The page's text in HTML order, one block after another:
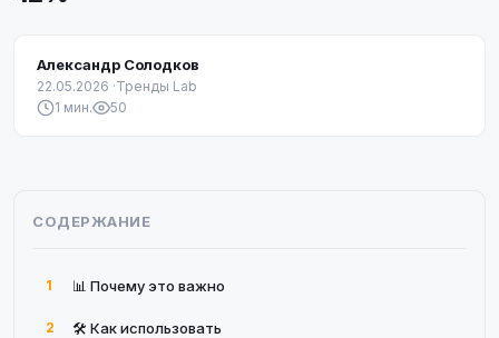
Александр Солодков
22.05.2026 ·Тренды Lab
1 мин.
50
СОДЕРЖАНИЕ
1 📊 Почему это важно
2 🛠 Как использовать